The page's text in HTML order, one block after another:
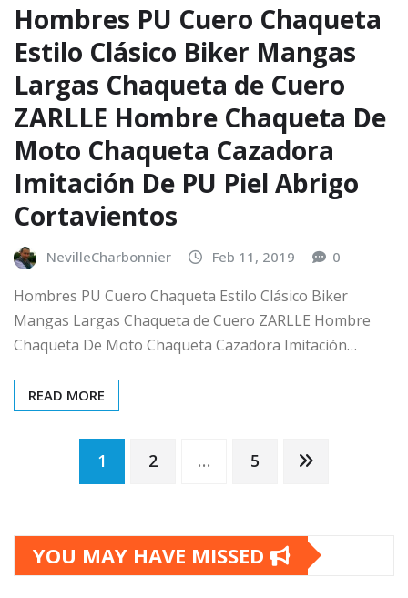
Hombres PU Cuero Chaqueta
Estilo Clásico Biker Mangas
Largas Chaqueta de Cuero
ZARLLE Hombre Chaqueta De
Moto Chaqueta Cazadora
Imitación De PU Piel Abrigo
Cortavientos
NevilleCharbonnier Feb 11, 2019 0
Hombres PU Cuero Chaqueta Estilo Clásico Biker
Mangas Largas Chaqueta de Cuero ZARLLE Hombre
Chaqueta De Moto Chaqueta Cazadora Imitación…
READ MORE
Posts
1 2 … 5
YOU MAY HAVE MISSED